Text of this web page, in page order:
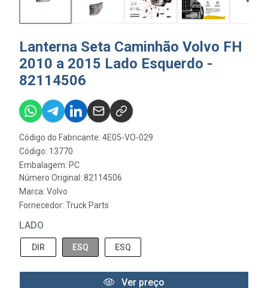
Lanterna Seta Caminhão Volvo FH
2010 a 2015 Lado Esquerdo -
82114506
Código do Fabricante: 4E05-VO-029
Código: 13770
Embalagem: PC
Número Original: 82114506
Marca: Volvo
Fornecedor: Truck Parts
LADO
DIR ESQ ESQ
Ver preço